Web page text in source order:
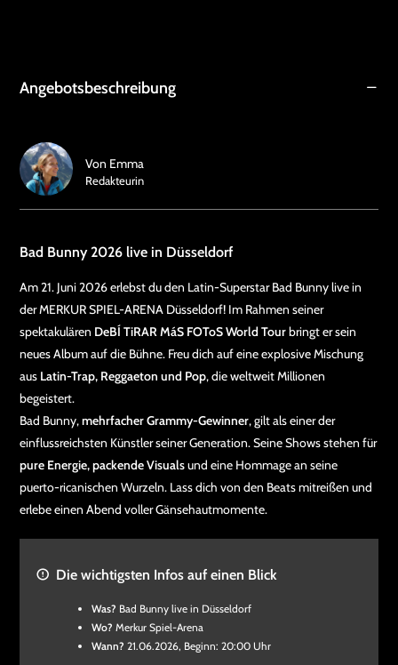
Angebotsbeschreibung
Bad Bunny 2026 live in Düsseldorf
Am 21. Juni 2026 erlebst du den Latin-Superstar Bad Bunny live in
der MERKUR SPIEL-ARENA Düsseldorf! Im Rahmen seiner
spektakulären DeBÍ TiRAR MáS FOToS World Tourbringt er sein
neues Album auf die Bühne. Freu dich auf eine explosive Mischung
aus Latin-Trap, Reggaeton und Pop, die weltweit Millionen
begeistert.
Bad Bunny,mehrfacher Grammy-Gewinner, gilt als einer der
einflussreichsten Künstler seiner Generation. Seine Shows stehen für
pure Energie, packende Visualsund eine Hommage an seine
puerto-ricanischen Wurzeln. Lass dich von den Beats mitreißen und
erlebe einen Abend voller Gänsehautmomente.
Die wichtigsten Infos auf einen Blick
Was? Bad Bunny live in Düsseldorf
Wo? Merkur Spiel-Arena
Wann? 21.06.2026, Beginn: 20:00 Uhr
Von Emma
Redakteurin